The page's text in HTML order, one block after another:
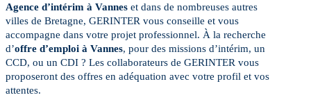
Agence d’intérim à Vannes et dans de nombreuses autres
villes de Bretagne, GERINTER vous conseille et vous
accompagne dans votre projet professionnel. À la recherche
d’offre d’emploi à Vannes, pour des missions d’intérim, un
CCD, ou un CDI ? Les collaborateurs de GERINTER vous
proposeront des offres en adéquation avec votre profil et vos
attentes.